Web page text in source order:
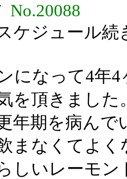
No.20088
ケジュール続
になって4年
を頂きました
年期を病んで
まなくてよく
しいレーモ